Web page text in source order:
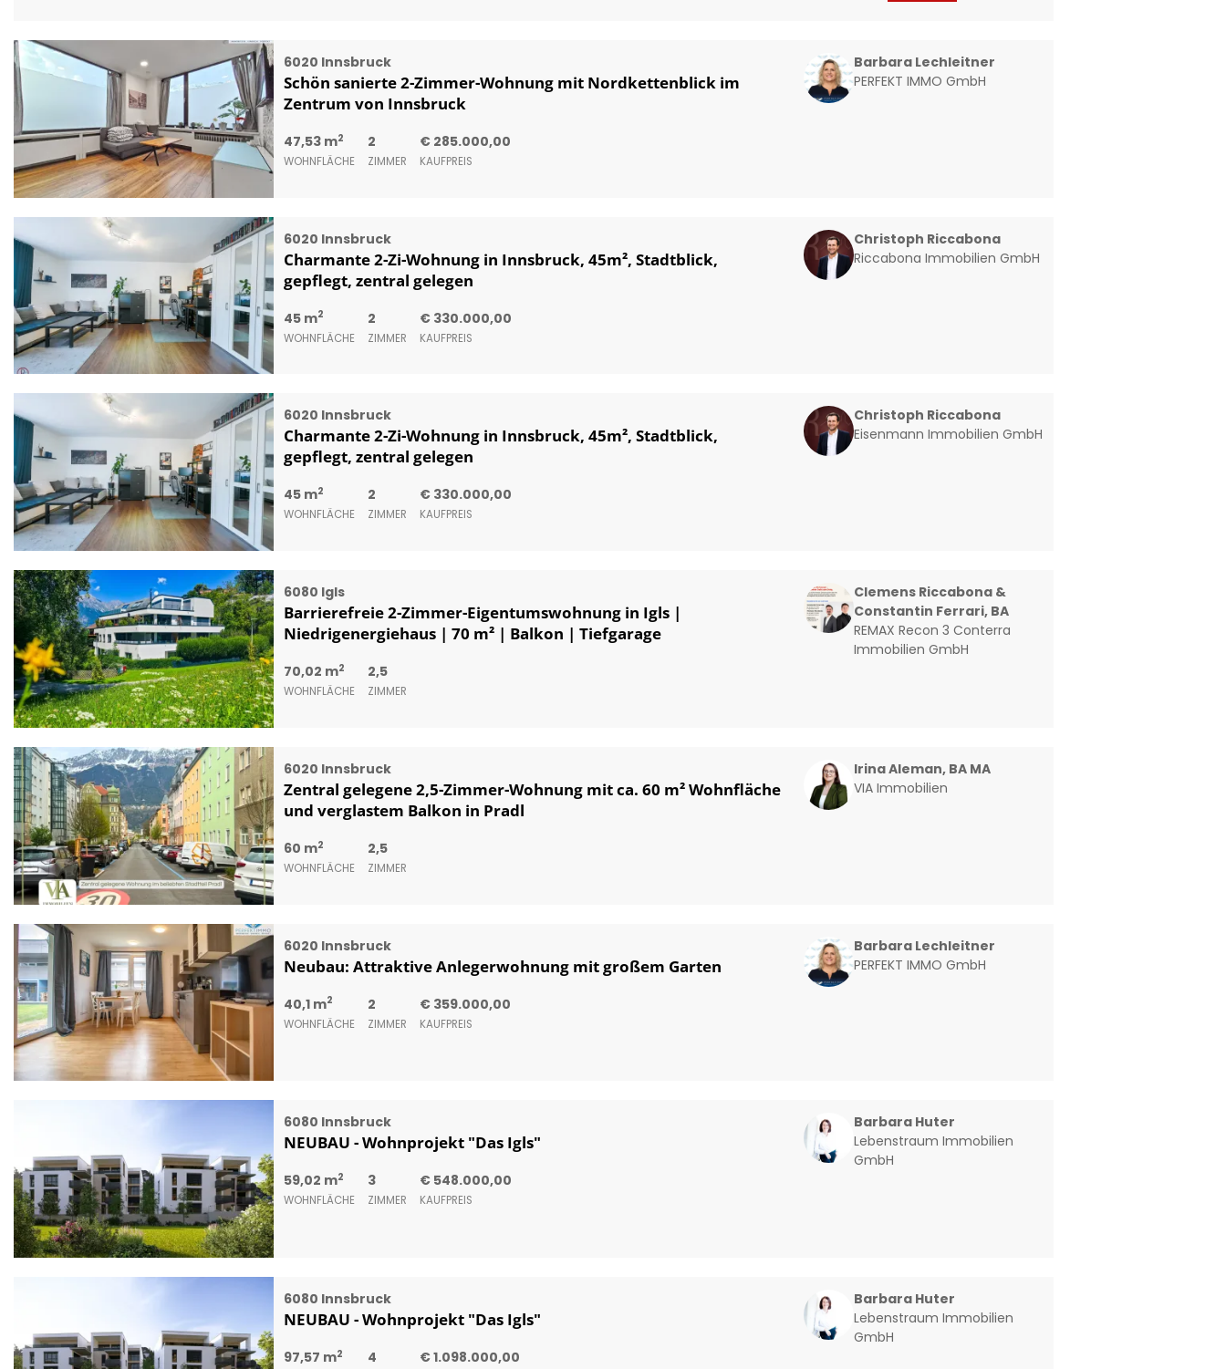
6020 Innsbruck
Schön sanierte 2-Zimmer-Wohnung mit Nordkettenblick im
Zentrum von Innsbruck
47,53 m2
WOHNFLÄCHE
2
ZIMMER
€ 285.000,00
KAUFPREIS
Barbara Lechleitner
PERFEKT IMMO GmbH
6020 Innsbruck
Charmante 2-Zi-Wohnung in Innsbruck, 45m², Stadtblick,
gepflegt, zentral gelegen
45 m2
WOHNFLÄCHE
2
ZIMMER
€ 330.000,00
KAUFPREIS
Christoph Riccabona
Riccabona Immobilien GmbH
6020 Innsbruck
Charmante 2-Zi-Wohnung in Innsbruck, 45m², Stadtblick,
gepflegt, zentral gelegen
45 m2
WOHNFLÄCHE
2
ZIMMER
€ 330.000,00
KAUFPREIS
Christoph Riccabona
Eisenmann Immobilien GmbH
6080 Igls
Barrierefreie 2-Zimmer-Eigentumswohnung in Igls |
Niedrigenergiehaus | 70 m² | Balkon | Tiefgarage
70,02 m2
WOHNFLÄCHE
2,5
ZIMMER
Clemens Riccabona &
Constantin Ferrari, BA
REMAX Recon 3 Conterra
Immobilien GmbH
6020 Innsbruck
Zentral gelegene 2,5-Zimmer-Wohnung mit ca. 60 m² Wohnfläche
und verglastem Balkon in Pradl
60 m2
WOHNFLÄCHE
2,5
ZIMMER
Irina Aleman, BA MA
VIA Immobilien
6020 Innsbruck
Neubau: Attraktive Anlegerwohnung mit großem Garten
40,1 m2
WOHNFLÄCHE
2
ZIMMER
€ 359.000,00
KAUFPREIS
Barbara Lechleitner
PERFEKT IMMO GmbH
6080 Innsbruck
NEUBAU - Wohnprojekt "Das Igls"
59,02 m2
WOHNFLÄCHE
3
ZIMMER
€ 548.000,00
KAUFPREIS
Barbara Huter
Lebenstraum Immobilien
GmbH
6080 Innsbruck
NEUBAU - Wohnprojekt "Das Igls"
97,57 m2 4 € 1.098.000,00
Barbara Huter
Lebenstraum Immobilien
GmbH